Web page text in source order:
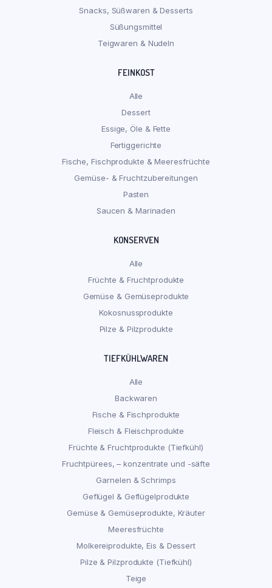
Snacks, Süßwaren & Desserts
Süßungsmittel
Teigwaren & Nudeln
FEINKOST
Alle
Dessert
Essige, Öle & Fette
Fertiggerichte
Fische, Fischprodukte & Meeresfrüchte
Gemüse- & Fruchtzubereitungen
Pasten
Saucen & Marinaden
KONSERVEN
Alle
Früchte & Fruchtprodukte
Gemüse & Gemüseprodukte
Kokosnussprodukte
Pilze & Pilzprodukte
TIEFKÜHLWAREN
Alle
Backwaren
Fische & Fischprodukte
Fleisch & Fleischprodukte
Früchte & Fruchtprodukte (Tiefkühl)
Fruchtpürees, – konzentrate und -säfte
Garnelen & Schrimps
Geflügel & Geflügelprodukte
Gemüse & Gemüseprodukte, Kräuter
Meeresfrüchte
Molkereiprodukte, Eis & Dessert
Pilze & Pilzprodukte (Tiefkühl)
Teige